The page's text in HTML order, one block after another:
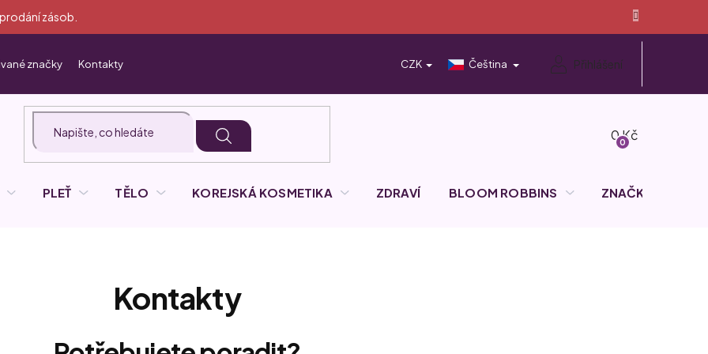
zásob.
značky Kontakty CZK Čeština Přihlášení
Nákupní
košík
PLEŤ TĚLO KOREJSKÁ KOSMETIKA ZDRAVÍ BLOOM ROBBINS ZNAČKY
Kontakty